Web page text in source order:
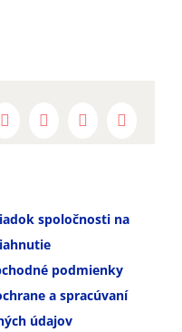
RedditLinkedInWhatsAppPinterest
spoločnosti na
podmienky
a spracúvaní
údajov